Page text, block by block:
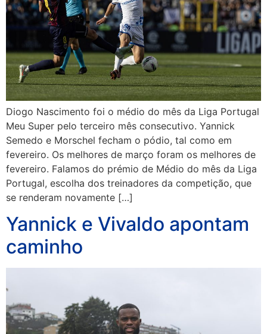
Diogo Nascimento foi o médio do mês da Liga Portugal
Meu Super pelo terceiro mês consecutivo. Yannick
Semedo e Morschel fecham o pódio, tal como em
fevereiro. Os melhores de março foram os melhores de
fevereiro. Falamos do prémio de Médio do mês da Liga
Portugal, escolha dos treinadores da competição, que
se renderam novamente […]
Yannick e Vivaldo apontam
caminho